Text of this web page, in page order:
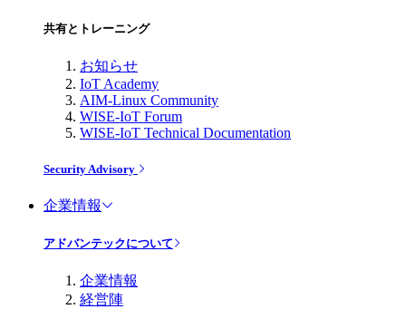
共有とトレーニング
お知らせ
IoT Academy
AIM-Linux Community
WISE-IoT Forum
WISE-IoT Technical Documentation
Security Advisory
企業情報
アドバンテックについて
企業情報
経営陣